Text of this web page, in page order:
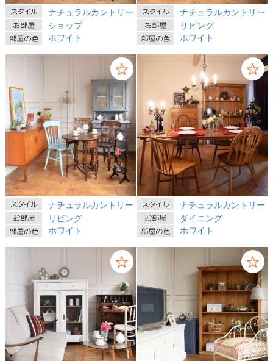
ナチュラルカントリー
ショップ
ホワイト
ナチュラルカントリー
リビング
ホワイト
ナチュラルカントリー
リビング
ホワイト
ナチュラルカントリー
ダイニング
ホワイト